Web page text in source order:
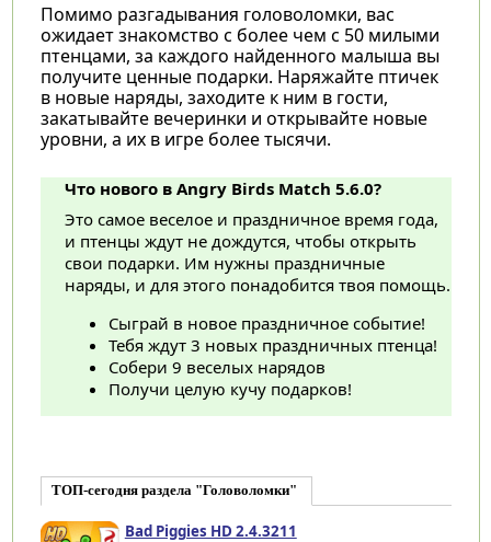
Помимо разгадывания головоломки, вас
ожидает знакомство с более чем с 50 милыми
птенцами, за каждого найденного малыша вы
получите ценные подарки. Наряжайте птичек
в новые наряды, заходите к ним в гости,
закатывайте вечеринки и открывайте новые
уровни, а их в игре более тысячи.
Что нового в Angry Birds Match 5.6.0?
Это самое веселое и праздничное время года,
и птенцы ждут не дождутся, чтобы открыть
свои подарки. Им нужны праздничные
наряды, и для этого понадобится твоя помощь.
Сыграй в новое праздничное событие!
Тебя ждут 3 новых праздничных птенца!
Собери 9 веселых нарядов
Получи целую кучу подарков!
ТОП-сегодня раздела "Головоломки"
Bad Piggies HD 2.4.3211